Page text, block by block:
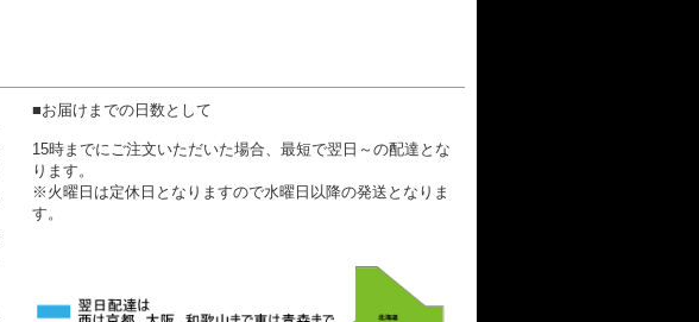
■お届けまでの日数として
15時までにご注文いただいた場合、最短で翌日～の配達とな
ります。
※火曜日は定休日となりますので水曜日以降の発送となりま
す。